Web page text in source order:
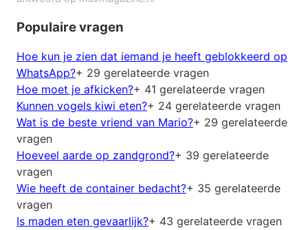
Populaire vragen
Hoe kun je zien dat iemand je heeft geblokkeerd op
WhatsApp?+ 29 gerelateerde vragen
Hoe moet je afkicken?+ 41 gerelateerde vragen
Kunnen vogels kiwi eten?+ 24 gerelateerde vragen
Wat is de beste vriend van Mario?+ 29 gerelateerde
vragen
Hoeveel aarde op zandgrond?+ 39 gerelateerde
vragen
Wie heeft de container bedacht?+ 35 gerelateerde
vragen
Is maden eten gevaarlijk?+ 43 gerelateerde vragen